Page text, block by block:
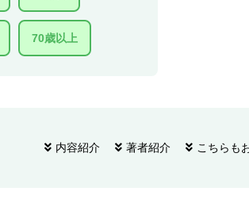
70歳以上
内容紹介 著者紹介 こちらも